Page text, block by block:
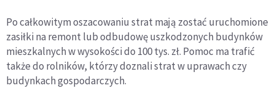
Po całkowitym oszacowaniu strat mają zostać uruchomione
zasiłki na remont lub odbudowę uszkodzonych budynków
mieszkalnych w wysokości do 100 tys. zł. Pomoc ma trafić
także do rolników, którzy doznali strat w uprawach czy
budynkach gospodarczych.